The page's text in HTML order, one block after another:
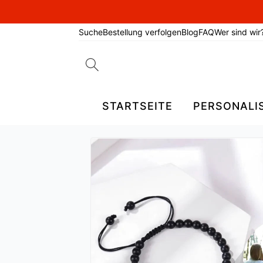
SucheBestellung verfolgenBlogFAQWer sind
STARTSEITE